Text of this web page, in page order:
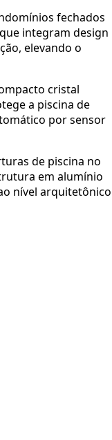
fechados
integram design
elevando o
cristal
a piscina de
por sensor
de piscina no
em alumínio
nível arquitetônico